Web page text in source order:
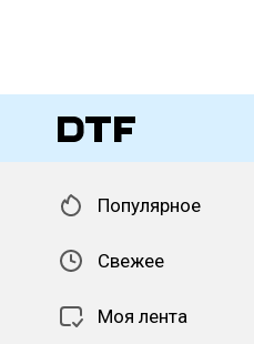
Популярное
Свежее
Моя лента